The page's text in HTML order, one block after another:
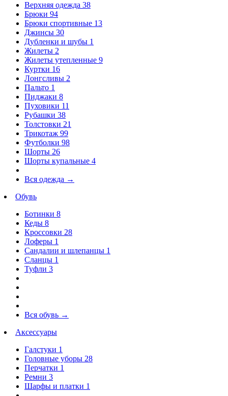
Верхняя одежда 38
Брюки 94
Брюки спортивные 13
Джинсы 30
Дубленки и шубы 1
Жилеты 2
Жилеты утепленные 9
Куртки 16
Лонгсливы 2
Пальто 1
Пиджаки 8
Пуховики 11
Рубашки 38
Толстовки 21
Трикотаж 99
Футболки 98
Шорты 26
Шорты купальные 4
Вся одежда →
Обувь
Ботинки 8
Кеды 8
Кроссовки 28
Лоферы 1
Сандалии и шлепанцы 1
Сланцы 1
Туфли 3
Вся обувь →
Аксессуары
Галстуки 1
Головные уборы 28
Перчатки 1
Ремни 3
Шарфы и платки 1